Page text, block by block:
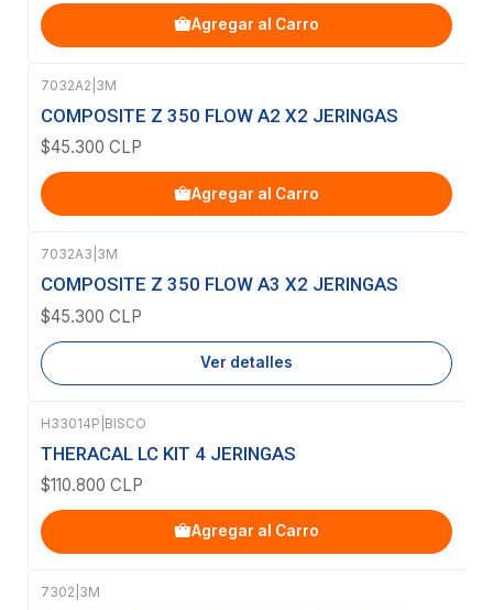
Agregar al Carro
7032A2 3M
COMPOSITE Z 350 FLOW A2 X2 JERINGAS
$45.300 CLP
Agregar al Carro
Agotado
7032A3 3M
COMPOSITE Z 350 FLOW A3 X2 JERINGAS
$45.300 CLP
Ver detalles
H33014P BISCO
THERACAL LC KIT 4 JERINGAS
$110.800 CLP
Agregar al Carro
7302 3M